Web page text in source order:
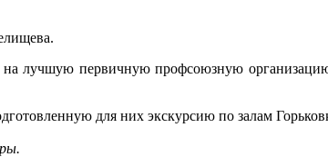
лучшую первичную профсоюзную
для них экскурсию по залам